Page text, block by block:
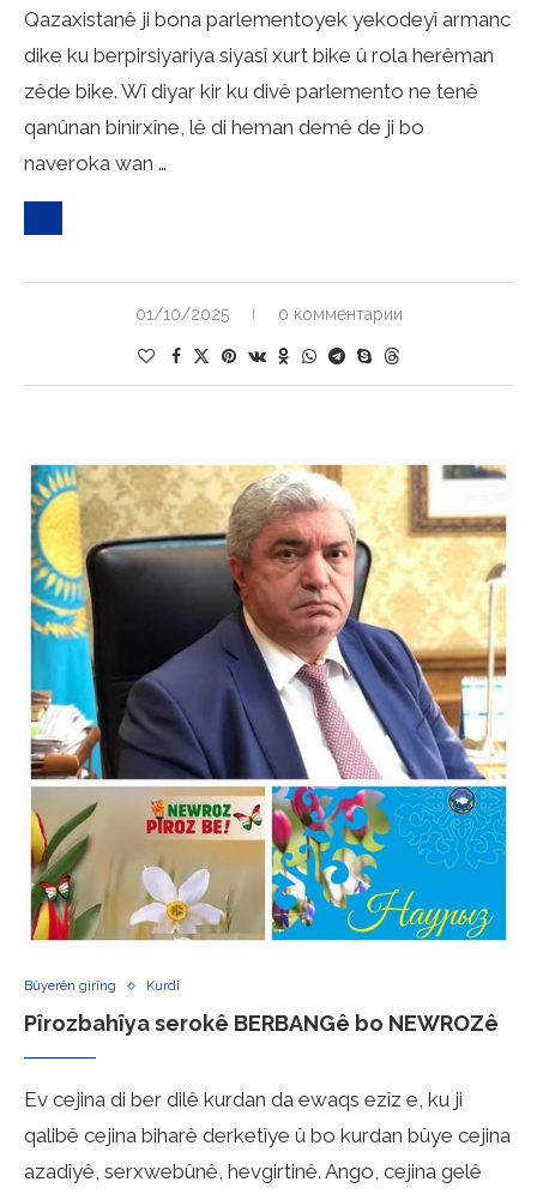
Qazaxistanê ji bona parlementoyek yekodeyî armanc
dike ku berpirsiyariya siyasî xurt bike û rola herêman
zêde bike. Wî diyar kir ku divê parlemento ne tenê
qanûnan binirxîne, lê di heman demê de ji bo
naveroka wan …
01/10/2025 0 комментарии
Bûyerên girîng Kurdî
Pîrozbahîya serokê BERBANGê bo NEWROZê
Ev cejina di ber dilê kurdan da ewaqs ezîz e, ku ji
qalibê cejina biharê derketîye û bo kurdan bûye cejina
azadîyê, serxwebûnê, hevgirtinê. Ango, cejina gelê